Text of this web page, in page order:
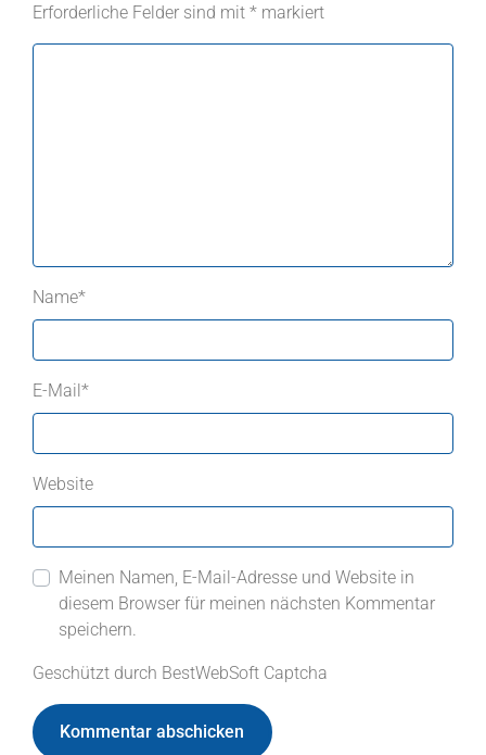
Erforderliche Felder sind mit * markiert
Name*
E-Mail*
Website
Meinen Namen, E-Mail-Adresse und Website in
diesem Browser für meinen nächsten Kommentar
speichern.
Geschützt durch BestWebSoft Captcha